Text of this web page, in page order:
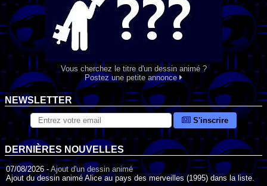
Vous cherchez le titre d'un dessin animé ?
Postez une petite annonce
NEWSLETTER
S'inscrire
DERNIÈRES NOUVELLES
07/08/2026 - Ajout d'un dessin animé
Ajout du dessin animé Alice au pays des merveilles (1995) dans la liste.